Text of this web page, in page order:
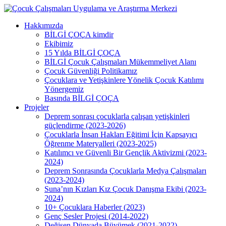
Skip
main
Menu
Hakkımızda
BİLGİ ÇOÇA kimdir
Ekibimiz
15 Yılda BİLGİ ÇOÇA
BİLGİ Çocuk Çalışmaları Mükemmeliyet Alanı
Çocuk Güvenliği Politikamız
Çocuklara ve Yetişkinlere Yönelik Çocuk Katılımı
Yönergemiz
Basında BİLGİ ÇOÇA
Projeler
Deprem sonrası çocuklarla çalışan yetişkinleri
güçlendirme (2023-2026)
Çocuklarla İnsan Hakları Eğitimi İçin Kapsayıcı
Öğrenme Materyalleri (2023-2025)
Katılımcı ve Güvenli Bir Gençlik Aktivizmi (2023-
2024)
Deprem Sonrasında Çocuklarla Medya Çalışmaları
(2023-2024)
Suna’nın Kızları Kız Çocuk Danışma Ekibi (2023-
2024)
10+ Çocuklara Haberler (2023)
Genç Sesler Projesi (2014-2022)